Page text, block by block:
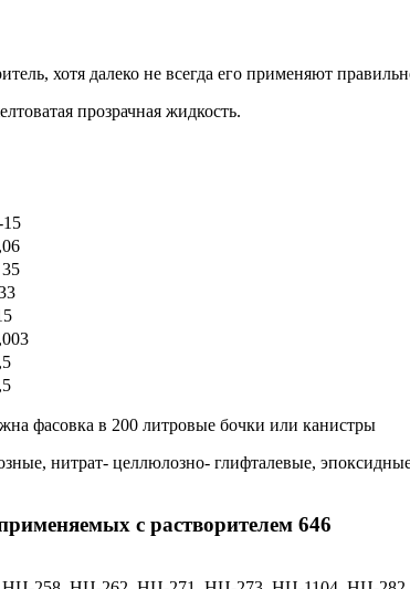
хотя далеко не всегда его применяют
прозрачная жидкость.
15
фасовка в 200 литровые бочки или канистры
нитрат- целлюлозно- глифталевые,
с растворителем 646